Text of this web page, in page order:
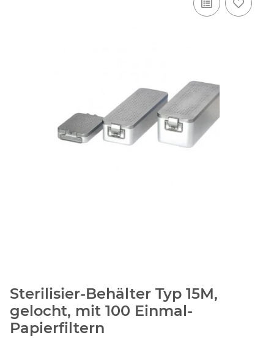
Sterilisier-Behälter Typ 15M,
gelocht, mit 100 Einmal-
Papierfiltern